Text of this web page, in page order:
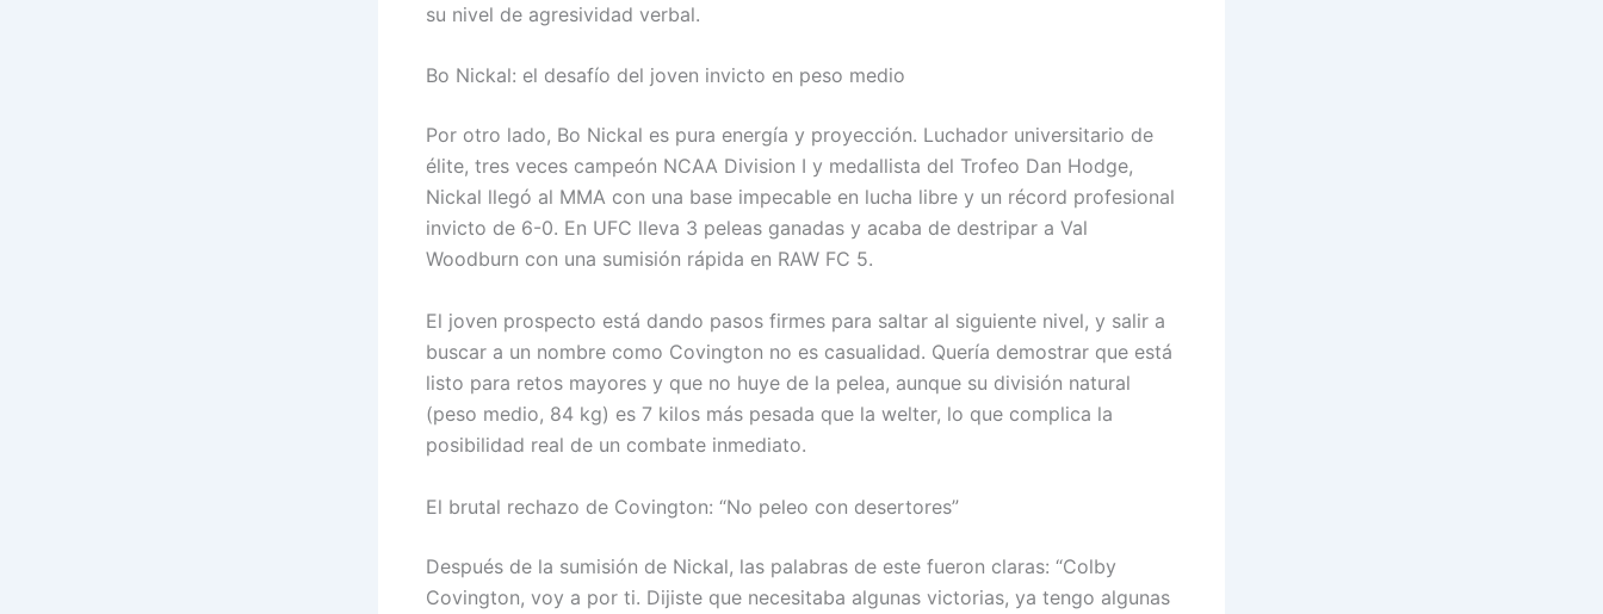
su nivel de agresividad verbal.
Bo Nickal: el desafío del joven invicto en peso medio
Por otro lado, Bo Nickal es pura energía y proyección. Luchador universitario de
élite, tres veces campeón NCAA Division I y medallista del Trofeo Dan Hodge,
Nickal llegó al MMA con una base impecable en lucha libre y un récord profesional
invicto de 6-0. En UFC lleva 3 peleas ganadas y acaba de destripar a Val
Woodburn con una sumisión rápida en RAW FC 5.
El joven prospecto está dando pasos firmes para saltar al siguiente nivel, y salir a
buscar a un nombre como Covington no es casualidad. Quería demostrar que está
listo para retos mayores y que no huye de la pelea, aunque su división natural
(peso medio, 84 kg) es 7 kilos más pesada que la welter, lo que complica la
posibilidad real de un combate inmediato.
El brutal rechazo de Covington: “No peleo con desertores”
Después de la sumisión de Nickal, las palabras de este fueron claras: “Colby
Covington, voy a por ti. Dijiste que necesitaba algunas victorias, ya tengo algunas